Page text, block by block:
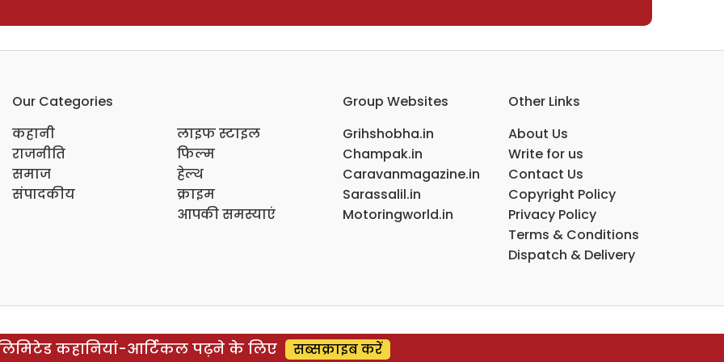
Our Categories
कहानी
राजनीति
समाज
संपादकीय
लाइफ स्टाइल
फिल्म
हेल्थ
क्राइम
आपकी समस्याएं
Group Websites
Grihshobha.in
Champak.in
Caravanmagazine.in
Sarassalil.in
Motoringworld.in
Other Links
About Us
Write for us
Contact Us
Copyright Policy
Privacy Policy
Terms & Conditions
Dispatch & Delivery
कहानियां-आर्टिकल पढ़ने के लिए सब्सक्राइब करें